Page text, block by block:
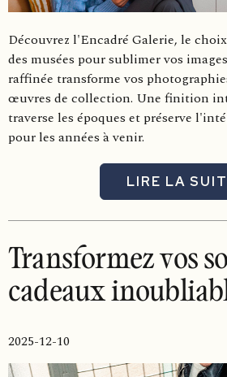
Découvrez l'Encadré Galerie, le
des musées pour sublimer vos
raffinée transforme vos
œuvres de collection. Une finition
traverse les époques et préserve
pour les années à venir.
LIRE LA
Transformez vos
cadeaux
2025-12-10